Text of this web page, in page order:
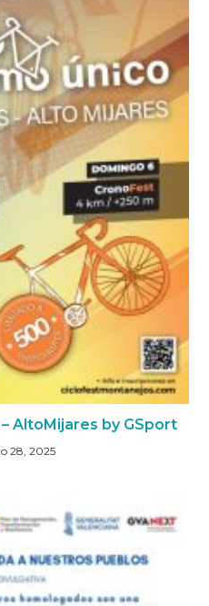
AltoMijares by GSport
28, 2025